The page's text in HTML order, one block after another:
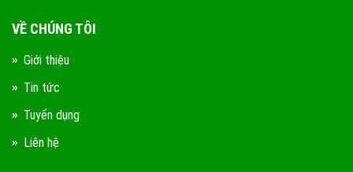
VỀ CHÚNG TÔI
Giới thiệu
Tin tức
Tuyển dụng
Liên hệ